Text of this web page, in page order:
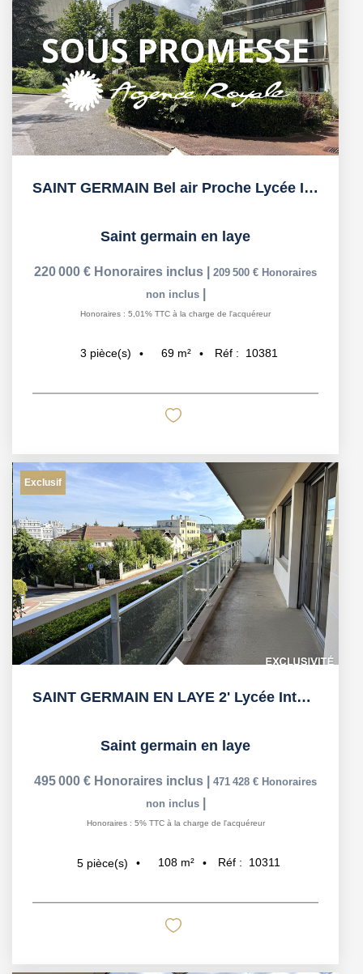
SAINT GERMAIN Bel air Proche Lycée International, TRAM à 3'
Saint germain en laye
220 000 € Honoraires inclus 209 500 € Honoraires
non inclus
Honoraires : 5,01% TTC à la charge de l'acquéreur
3 pièce(s) 69 m² Réf : 10381
Exclusif
SAINT GERMAIN EN LAYE 2' Lycée International
Saint germain en laye
495 000 € Honoraires inclus 471 428 € Honoraires
non inclus
Honoraires : 5% TTC à la charge de l'acquéreur
5 pièce(s) 108 m² Réf : 10311